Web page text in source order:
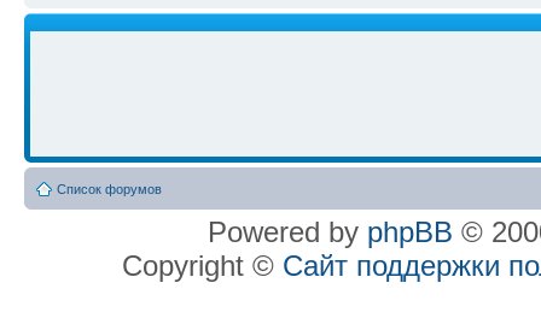
Список форумов
Powered by phpBB ©
Copyright © Сайт поддержки